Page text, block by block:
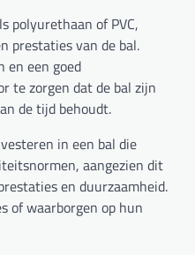
polyurethaan of PVC,
prestaties van de bal.
en een goed
te zorgen dat de bal zijn
de tijd behoudt.
in een bal die
aangezien dit
en duurzaamheid.
of waarborgen op hun